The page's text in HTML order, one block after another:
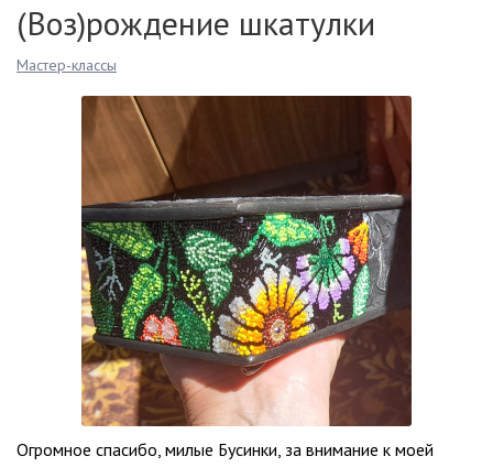
(Воз)рождение шкатулки
Мастер-классы
Огромное спасибо, милые Бусинки, за внимание к моей